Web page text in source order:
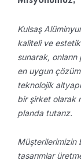
Kulsaş
kaliteli ve
sunarak,
en uygun
teknolojik
bir şirket olarak
planda tutarız.
Müşterilerimizin
tasarımlar